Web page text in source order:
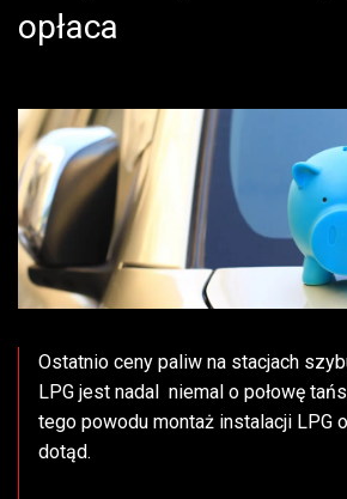
opłaca
Ostatnio ceny paliw na stacjach
LPG jest nadal niemal o połowę
tego powodu montaż instalacji LPG
dotąd.